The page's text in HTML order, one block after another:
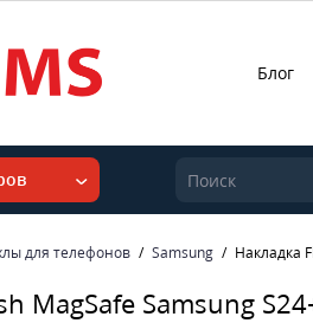
Блог
для телефонов Samsung Накладка
MagSafe Samsung